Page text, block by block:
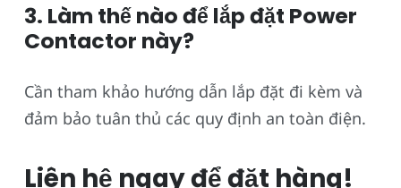
3. Làm thế nào để lắp đặt Power
Contactor này?
Cần tham khảo hướng dẫn lắp đặt đi kèm và
đảm bảo tuân thủ các quy định an toàn điện.
Liên hệ ngay để đặt hàng!